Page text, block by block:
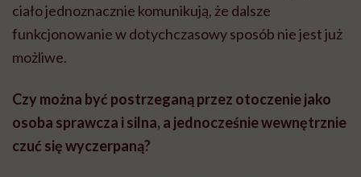
ciało jednoznacznie komunikują, że dalsze
funkcjonowanie w dotychczasowy sposób nie jest już
możliwe.
Czy można być postrzeganą przez otoczenie jako
osoba sprawcza i silna, a jednocześnie wewnętrznie
czuć się wyczerpaną?